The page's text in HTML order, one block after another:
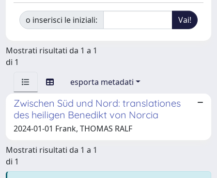
o inserisci le iniziali:
Mostrati risultati da 1 a 1
di 1
esporta metadati
Zwischen Süd und Nord: translationes
des heiligen Benedikt von Norcia
2024-01-01 Frank, THOMAS RALF
Mostrati risultati da 1 a 1
di 1